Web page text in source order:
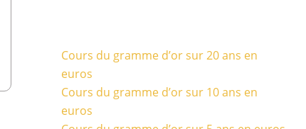
Cours du gramme d’or sur 20 ans en
euros
Cours du gramme d’or sur 10 ans en
euros